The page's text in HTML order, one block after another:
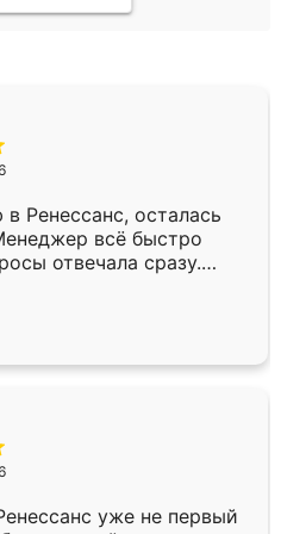
Ренессанс, осталась
всё быстро
отвечала сразу.
субботу, подошёл к
Собрали
аккуратно, даже
уже не первый